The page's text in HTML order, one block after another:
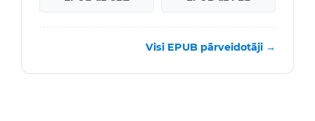
Visi EPUB pārveidotāji →